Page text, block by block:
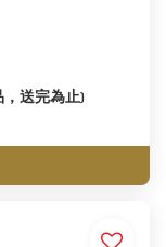
，送完為止)